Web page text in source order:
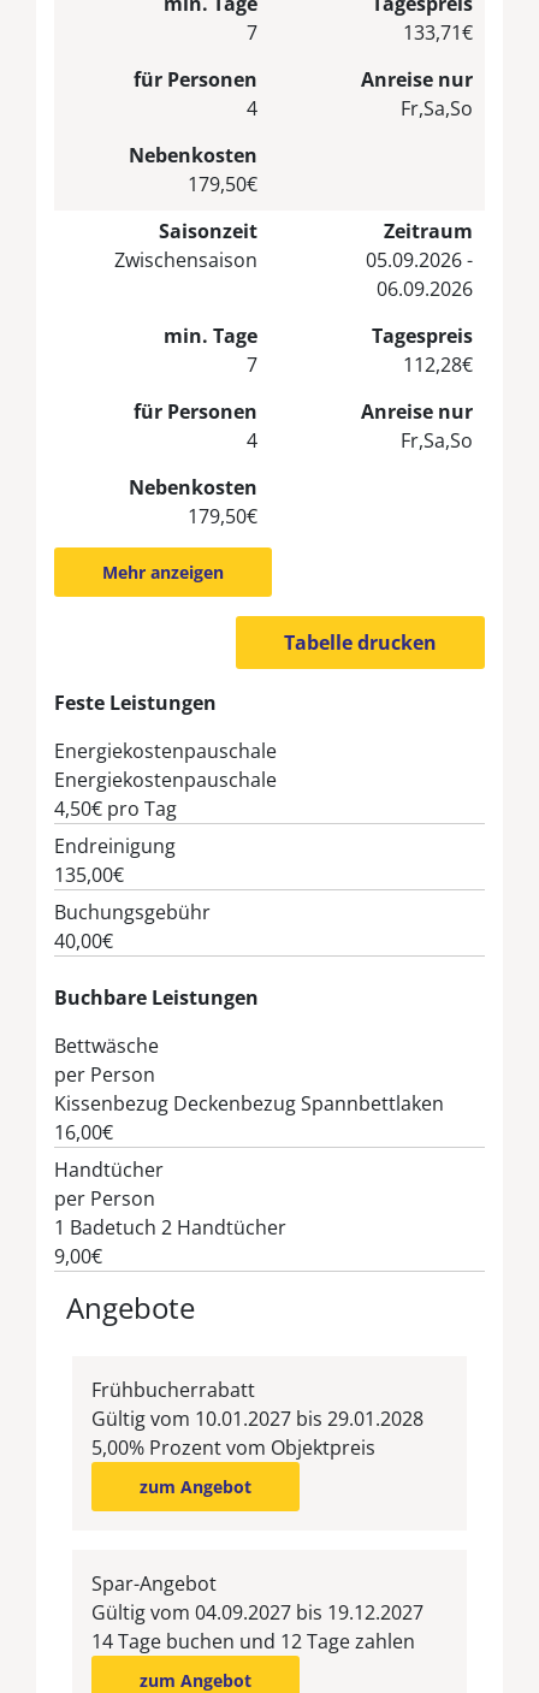
7
133,71€
für Personen
4
Anreise nur
Fr,Sa,So
Nebenkosten
179,50€
Saisonzeit
Zwischensaison
Zeitraum
05.09.2026 -
06.09.2026
min. Tage
7
Tagespreis
112,28€
für Personen
4
Anreise nur
Fr,Sa,So
Nebenkosten
179,50€
Mehr anzeigen
Tabelle drucken
Feste Leistungen
Energiekostenpauschale
Energiekostenpauschale
4,50€ pro Tag
Endreinigung
135,00€
Buchungsgebühr
40,00€
Buchbare Leistungen
Bettwäsche
per Person
Kissenbezug Deckenbezug Spannbettlaken
16,00€
Handtücher
per Person
1 Badetuch 2 Handtücher
9,00€
Angebote
Frühbucherrabatt
Gültig vom 10.01.2027 bis 29.01.2028
5,00% Prozent vom Objektpreis
zum Angebot
Spar-Angebot
Gültig vom 04.09.2027 bis 19.12.2027
14 Tage buchen und 12 Tage zahlen
zum Angebot